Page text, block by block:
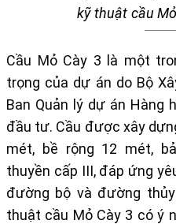
kỹ thuật cầu
Cầu Mỏ Cày 3 là một
trọng của dự án do Bộ
Ban Quản lý dự án Hàng
đầu tư. Cầu được xây
mét, bề rộng 12 mét,
thuyền cấp III, đáp ứng
đường bộ và đường
thuật cầu Mỏ Cày 3 có ý